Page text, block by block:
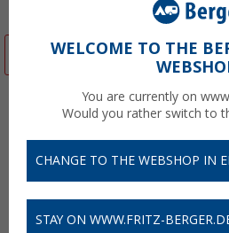
WELCOME TO THE
You are currently on
Would you rather switch to
CHANGE TO THE WEBSHOP IN
STAY ON WWW.FRITZ-